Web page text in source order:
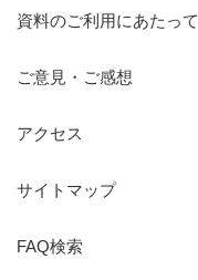
資料のご利用にあたって
ご意見・ご感想
アクセス
サイトマップ
FAQ検索